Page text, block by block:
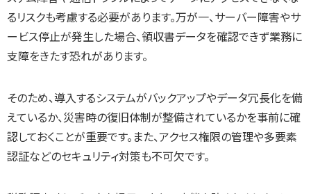
るリスクも考慮する必要があります。万が一、サーバー障害やサ
ービス停止が発生した場合、領収書データを確認できず業務に
支障をきたす恐れがあります。
そのため、導入するシステムがバックアップやデータ冗長化を備
えているか、災害時の復旧体制が整備されているかを事前に確
認しておくことが重要です。また、アクセス権限の管理や多要素
認証などのセキュリティ対策も不可欠です。